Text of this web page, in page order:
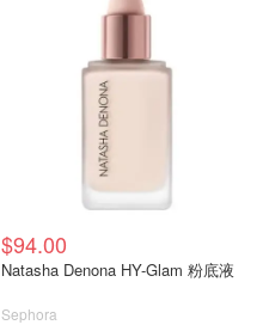
$94.00
Natasha Denona HY-Glam 粉底液
Sephora